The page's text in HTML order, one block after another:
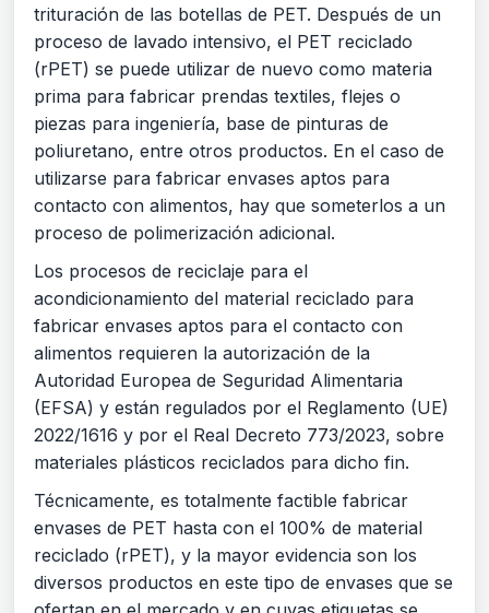
trituración de las botellas de PET. Después de un
proceso de lavado intensivo, el PET reciclado
(rPET) se puede utilizar de nuevo como materia
prima para fabricar prendas textiles, flejes o
piezas para ingeniería, base de pinturas de
poliuretano, entre otros productos. En el caso de
utilizarse para fabricar envases aptos para
contacto con alimentos, hay que someterlos a un
proceso de polimerización adicional.
Los procesos de reciclaje para el
acondicionamiento del material reciclado para
fabricar envases aptos para el contacto con
alimentos requieren la autorización de la
Autoridad Europea de Seguridad Alimentaria
(EFSA) y están regulados por el Reglamento (UE)
2022/1616 y por el Real Decreto 773/2023, sobre
materiales plásticos reciclados para dicho fin.
Técnicamente, es totalmente factible fabricar
envases de PET hasta con el 100% de material
reciclado (rPET), y la mayor evidencia son los
diversos productos en este tipo de envases que se